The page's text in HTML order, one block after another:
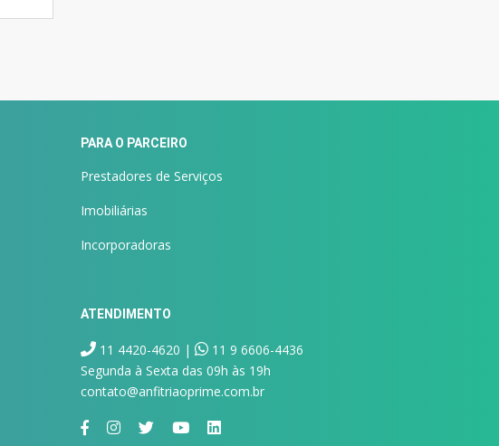
PARA O PARCEIRO
Prestadores de Serviços
Imobiliárias
Incorporadoras
ATENDIMENTO
11 4420-4620 |
11 9 6606-4436
Segunda à Sexta das 09h às 19h
contato@anfitriaoprime.com.br